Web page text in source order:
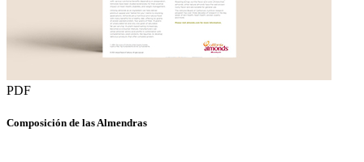
PDF
Composición de las Almendras